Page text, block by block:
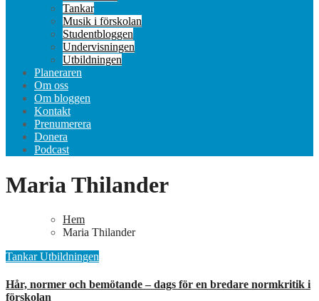
Tankar
Musik i förskolan
Studentbloggen
Undervisningen
Utbildningen
Planeraren
Om oss
Om bloggen
Kontakt
Prenumerera
Donera
Podcast
Maria Thilander
Hem
Maria Thilander
TankarUtbildningen
Hår, normer och bemötande – dags för en bredare normkritik i
förskolan